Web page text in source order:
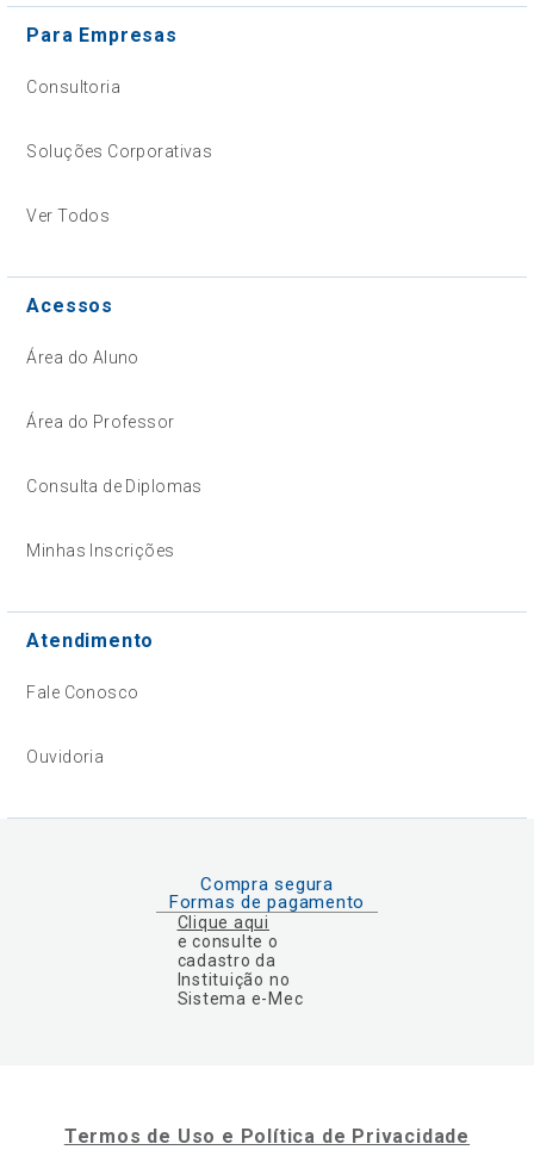
Para Empresas
Consultoria
Soluções Corporativas
Ver Todos
Acessos
Área do Aluno
Área do Professor
Consulta de Diplomas
Minhas Inscrições
Atendimento
Fale Conosco
Ouvidoria
Compra segura
Formas de pagamento
Clique aqui
e consulte o
cadastro da
Instituição no
Sistema e-Mec
Termos de Uso e Política de Privacidade